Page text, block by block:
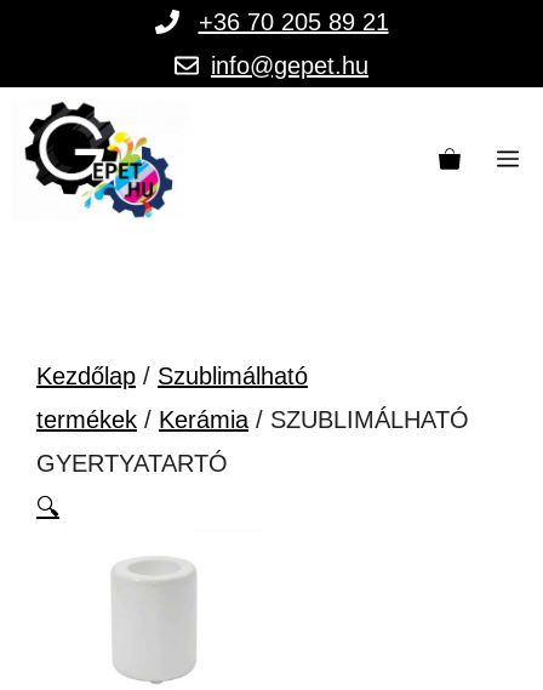
tartalomba
+36 70 205 89 21
info@gepet.hu
Kezdőlap / Szublimálható
termékek / Kerámia / SZUBLIMÁLHATÓ
GYERTYATARTÓ
🔍